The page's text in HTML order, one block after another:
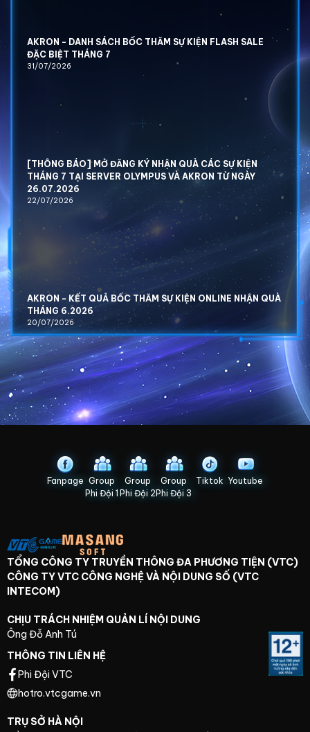
AKRON - DANH SÁCH BỐC THĂM SỰ KIỆN FLASH SALE
ĐẶC BIỆT THÁNG 7
31/07/2026
[THÔNG BÁO] MỞ ĐĂNG KÝ NHẬN QUÀ CÁC SỰ KIỆN
THÁNG 7 TẠI SERVER OLYMPUS VÀ AKRON TỪ NGÀY
26.07.2026
22/07/2026
AKRON - KẾT QUẢ BỐC THĂM SỰ KIỆN ONLINE NHẬN QUÀ
THÁNG 6.2026
20/07/2026
Fanpage Group
Phi Đội 1
Group
Phi Đội 2
Group
Phi Đội 3
Tiktok Youtube
TỔNG CÔNG TY TRUYỀN THÔNG ĐA PHƯƠNG TIỆN (VTC)
CÔNG TY VTC CÔNG NGHỆ VÀ NỘI DUNG SỐ (VTC
INTECOM)
CHỊU TRÁCH NHIỆM QUẢN LÍ NỘI DUNG
Ông Đỗ Anh Tú
THÔNG TIN LIÊN HỆ
Phi Đội VTC
hotro.vtcgame.vn
TRỤ SỞ HÀ NỘI